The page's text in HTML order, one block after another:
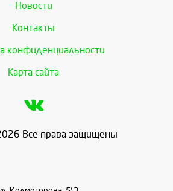
Новости
Контакты
конфиденциальности
Карта сайта
Все права защищены